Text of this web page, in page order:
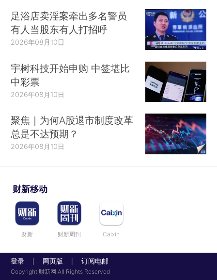
足浴店卖淫案牵出多名警员
有人当股东有人打招呼
2026年08月10日
宇树科技开始申购 中签堪比
中彩票
2026年08月10日
聚焦｜为何A股退市制度改革
总是不达预期？
2026年08月10日
财新移动
财新 财新周刊 Caixin
登录 网页版 订阅电邮
Copyright 财新网 All Rights Reserved